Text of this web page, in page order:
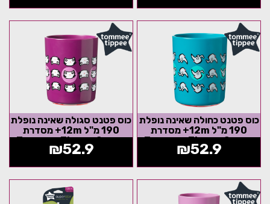
כוס פטנט כחולה שאינה נופלת
190 מ"ל 12m+ מסדרת
Tommee Tippee Super
Cup - הדפס...
₪52.9
כוס פטנט סגולה שאינה נופלת
190 מ"ל 12m+ מסדרת
Tommee Tippee Super
Cup - הדפס...
₪52.9